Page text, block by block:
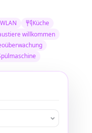
WLAN
Küche
willkommen